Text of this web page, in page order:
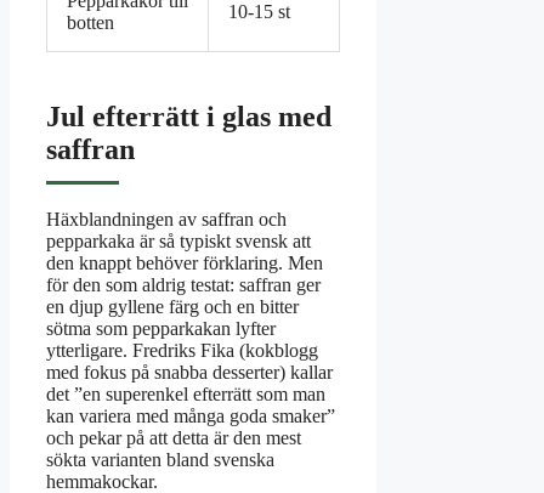
botten
10-15 st
Jul efterrätt i glas med
saffran
Häxblandningen av saffran och
pepparkaka är så typiskt svensk att
den knappt behöver förklaring. Men
för den som aldrig testat: saffran ger
en djup gyllene färg och en bitter
sötma som pepparkakan lyfter
ytterligare. Fredriks Fika (kokblogg
med fokus på snabba desserter) kallar
det ”en superenkel efterrätt som man
kan variera med många goda smaker”
och pekar på att detta är den mest
sökta varianten bland svenska
hemmakockar.